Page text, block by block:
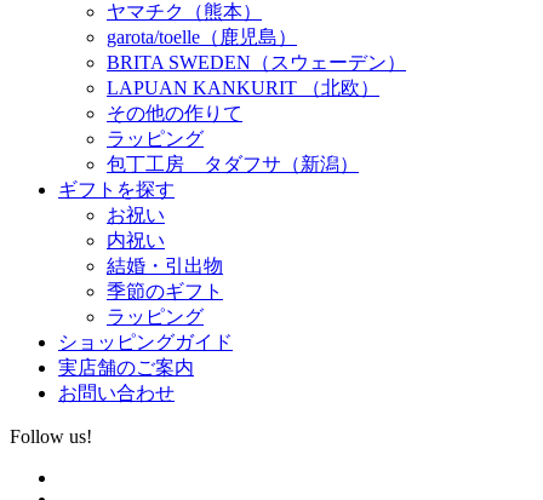
ヤマチク（熊本）
garota/toelle（鹿児島）
BRITA SWEDEN（スウェーデン）
LAPUAN KANKURIT （北欧）
その他の作りて
ラッピング
包丁工房 タダフサ（新潟）
ギフトを探す
お祝い
内祝い
結婚・引出物
季節のギフト
ラッピング
ショッピングガイド
実店舗のご案内
お問い合わせ
Follow us!